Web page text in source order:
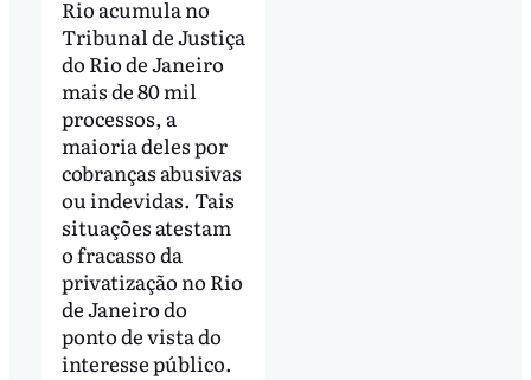
Rio acumula no
Tribunal de Justiça
do Rio de Janeiro
mais de 80 mil
processos, a
maioria deles por
cobranças abusivas
ou indevidas. Tais
situações atestam
o fracasso da
privatização no Rio
de Janeiro do
ponto de vista do
interesse público.